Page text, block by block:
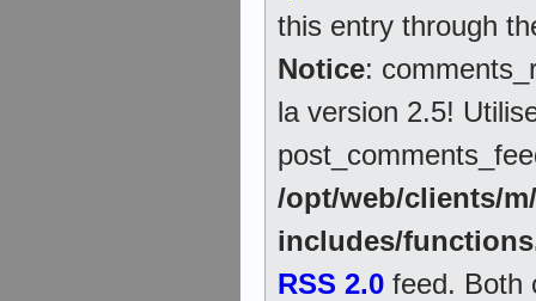
this entry through
Notice:
la version 2.5!
/opt/web/clients/
includes/
RSS 2.0 feed. Both